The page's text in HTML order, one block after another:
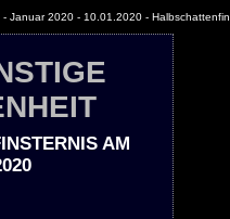
Januar 2020 - 10.01.2020 -
AM